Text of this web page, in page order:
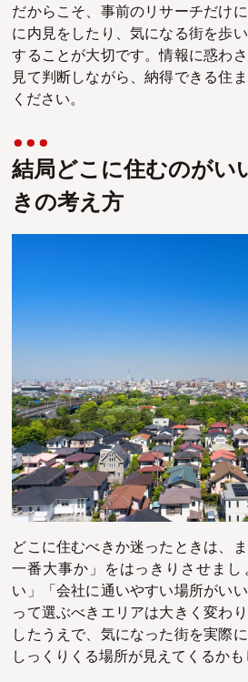
だからこそ、事前のリサーチだけ
に内見をしたり、気になる街を歩
することが大切です。情報に惑わ
見て判断しながら、納得できる住
ください。
結局どこに住むのがい
きの考え方
どこに住むべきか迷ったときは、
一番大事か」をはっきりさせま
い」「会社に通いやすい場所がい
って選ぶべきエリアは大きく変わ
したうえで、気になった街を実際
しっくりくる場所が見えてくるかも